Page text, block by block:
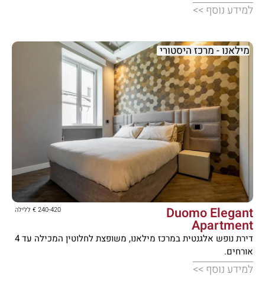
למידע נוסף >>




Duomo Elegant
Apartment
240-420 € ללילה
דירת נופש אלגנטית במרכז מילאנו, משופצת לחלוטין המכילה עד 4
אורחים.
למידע נוסף >>
מילאנו - מרכז היסטורי